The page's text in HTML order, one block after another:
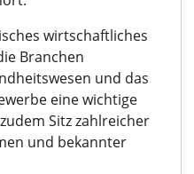
wirtschaftliches
Branchen
und das
eine wichtige
Sitz zahlreicher
und bekannter